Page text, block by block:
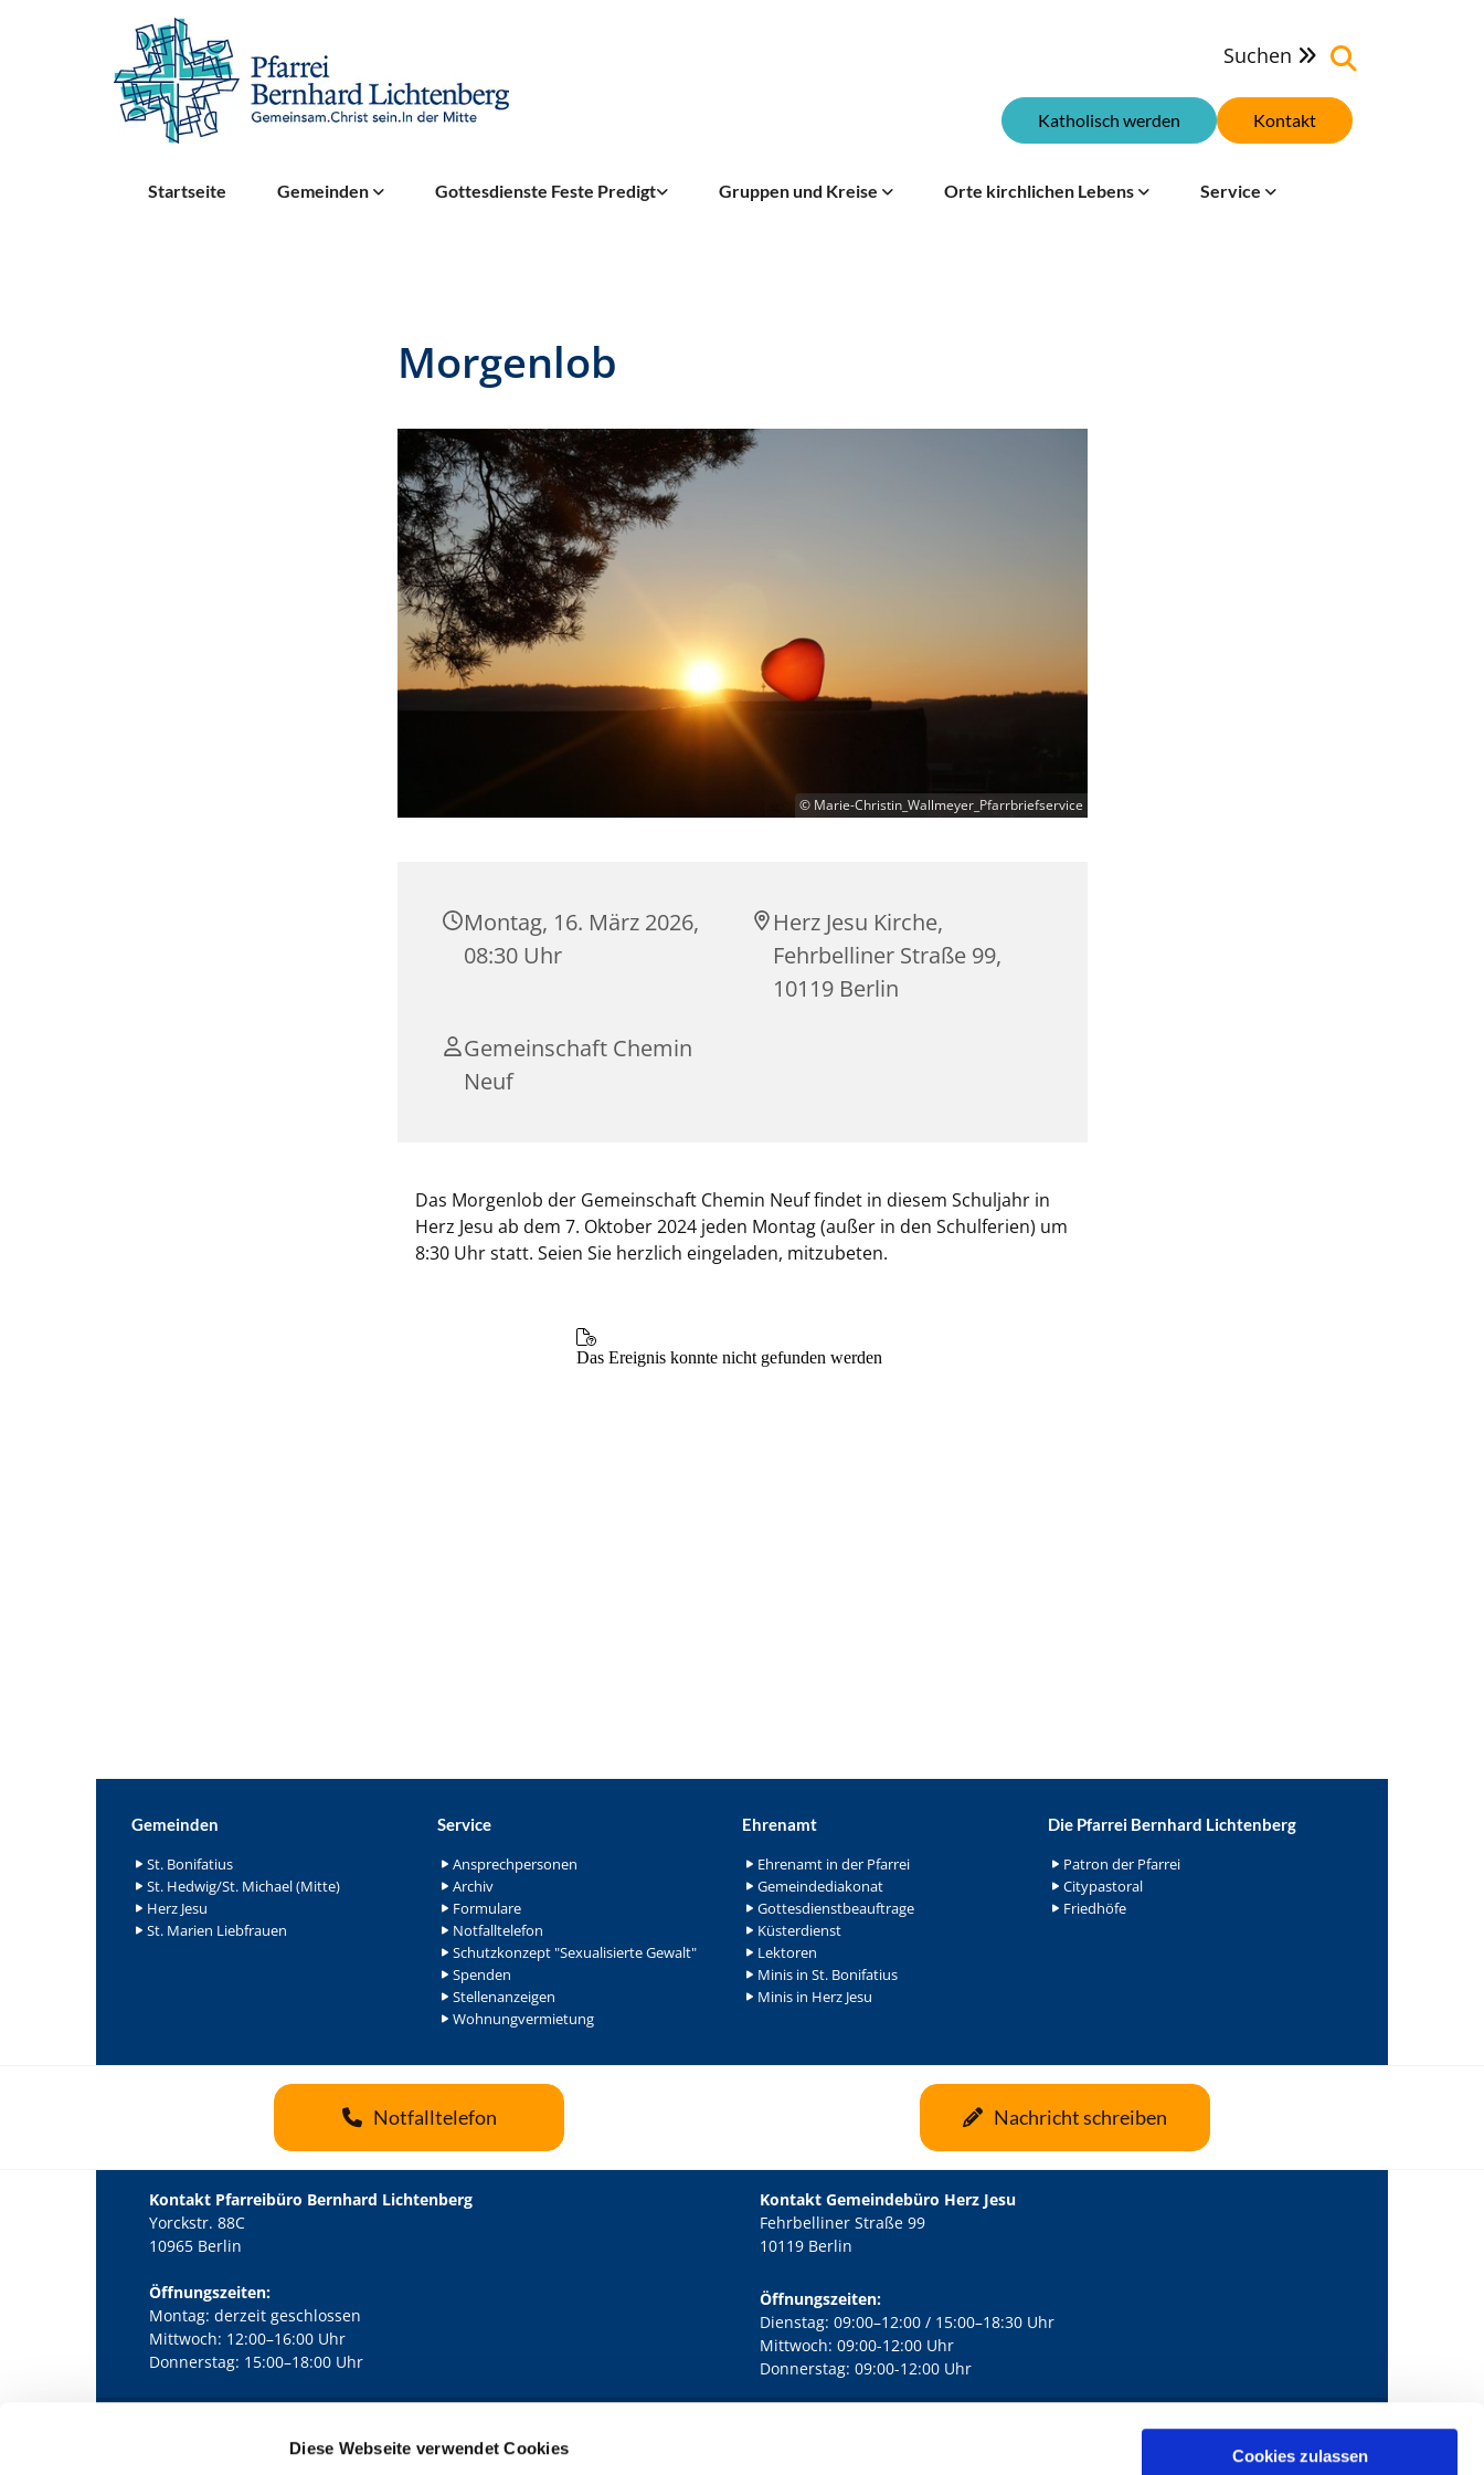
Diese Webseite verwendet Cookies
Cookies zulassen
Suchen 
Kontakt
Katholisch werden
Startseite Gemeinden Gottesdienste Feste Predigt Gruppen und Kreise Orte kirchlichen Lebens Service
Morgenlob
© Marie-Christin_Wallmeyer_Pfarrbriefservice
Montag, 16. März 2026,
08:30 Uhr
Herz Jesu Kirche,
Fehrbelliner Straße 99,
10119 Berlin
Gemeinschaft Chemin
Neuf
Das Morgenlob der Gemeinschaft Chemin Neuf findet in diesem Schuljahr in
Herz Jesu ab dem 7. Oktober 2024 jeden Montag (außer in den Schulferien) um
8:30 Uhr statt. Seien Sie herzlich eingeladen, mitzubeten.
Gemeinden
St. Bonifatius
St. Hedwig/St. Michael (Mitte)
Herz Jesu
St. Marien Liebfrauen
Service
Ansprechpersonen
Archiv
Formulare
Notfalltelefon
Schutzkonzept "Sexualisierte Gewalt"
Spenden
Stellenanzeigen
Wohnungvermietung
Ehrenamt
Ehrenamt in der Pfarrei
Gemeindediakonat
Gottesdienstbeauftrage
Küsterdienst
Lektoren
Minis in St. Bonifatius
Minis in Herz Jesu
Die Pfarrei Bernhard Lichtenberg
Patron der Pfarrei
Citypastoral
Friedhöfe
Notfalltelefon Nachricht schreiben
Kontakt Pfarreibüro Bernhard Lichtenberg
Yorckstr. 88C
10965 Berlin
Öffnungszeiten:
Montag: derzeit geschlossen
Mittwoch: 12:00–16:00 Uhr
Donnerstag: 15:00–18:00 Uhr
Kontakt Gemeindebüro Herz Jesu
Fehrbelliner Straße 99
10119 Berlin
Öffnungszeiten:
Dienstag: 09:00–12:00 / 15:00–18:30 Uhr
Mittwoch: 09:00-12:00 Uhr
Donnerstag: 09:00-12:00 Uhr
Kath. Kirchengemeinde Pfarrei Bernhard Lichtenberg Berlin-Mitte · Yorckstr. 88C, 10965 Berlin mail@bernhard-lichtenberg.berlin